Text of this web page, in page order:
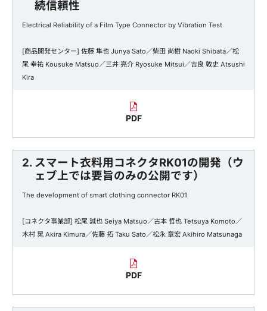
続信頼性
Electrical Reliability of a Film Type Connector by Vibration Test
[商品開発センター] 佐藤 隼也 Junya Sato／柴田 尚樹 Naoki Shibata／松
尾 幸祐 Kousuke Matsuo／三井 亮介 Ryosuke Mitsui／吉良 敦史 Atsushi
Kira
PDF
2. スマート衣料用コネクタRK01の開発（ウ
ェブ上では要旨のみの公開です）
The development of smart clothing connector RK01
[コネクタ事業部] 松尾 誠也 Seiya Matsuo／古本 哲也 Tetsuya Komoto／
木村 晃 Akira Kimura／佐藤 拓 Taku Sato／松永 章宏 Akihiro Matsunaga
PDF